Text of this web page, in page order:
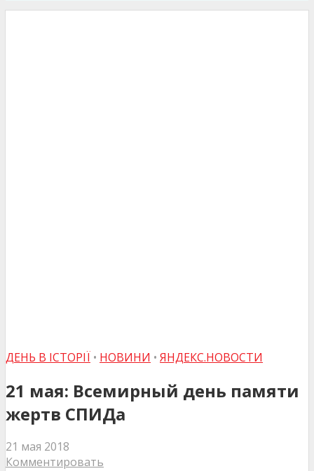
ДЕНЬ В ІСТОРІЇ • НОВИНИ • ЯНДЕКС.НОВОСТИ
21 мая: Всемирный день памяти
жертв СПИДа
21 мая 2018
Комментировать